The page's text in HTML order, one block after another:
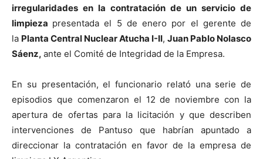
irregularidades en la contratación de un servicio de
limpieza presentada el 5 de enero por el gerente de
la Planta Central Nuclear Atucha I-II, Juan Pablo Nolasco
Sáenz, ante el Comité de Integridad de la Empresa.
En su presentación, el funcionario relató una serie de
episodios que comenzaron el 12 de noviembre con la
apertura de ofertas para la licitación y que describen
intervenciones de Pantuso que habrían apuntado a
direccionar la contratación en favor de la empresa de